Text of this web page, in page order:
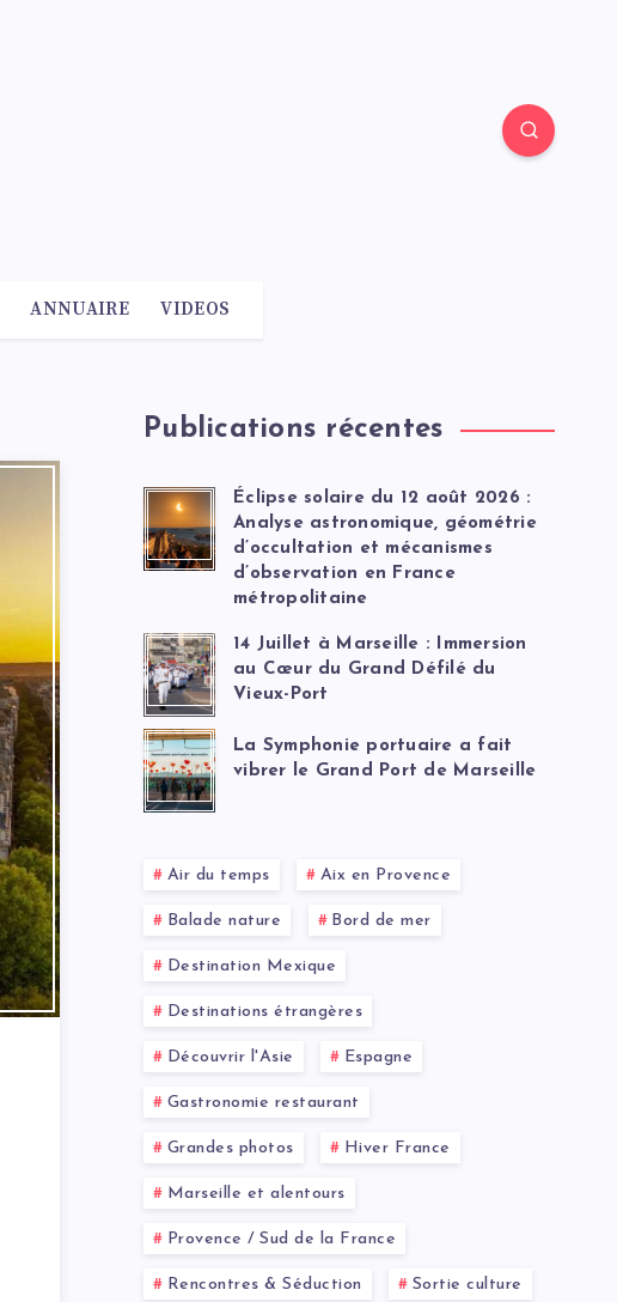
ANNUAIRE VIDEOS
Publications récentes
Éclipse solaire du 12 août 2026 :
Analyse astronomique, géométrie
d’occultation et mécanismes
d’observation en France
métropolitaine
14 Juillet à Marseille : Immersion
au Cœur du Grand Défilé du
Vieux-Port
La Symphonie portuaire a fait
vibrer le Grand Port de Marseille
Air du temps Aix en Provence
Balade nature Bord de mer
Destination Mexique
Destinations étrangères
Découvrir l'Asie Espagne
Gastronomie restaurant
Grandes photos Hiver France
Marseille et alentours
Provence / Sud de la France
Rencontres & Séduction Sortie culture